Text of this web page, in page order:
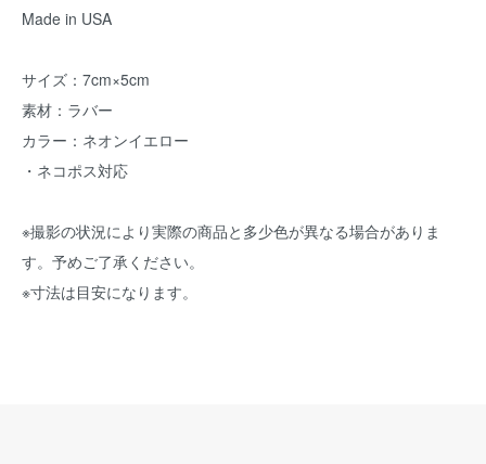
Made in USA
サイズ：7cm×5cm
素材：ラバー
カラー：ネオンイエロー
・ネコポス対応
※撮影の状況により実際の商品と多少色が異なる場合がありま
す。予めご了承ください。
※寸法は目安になります。